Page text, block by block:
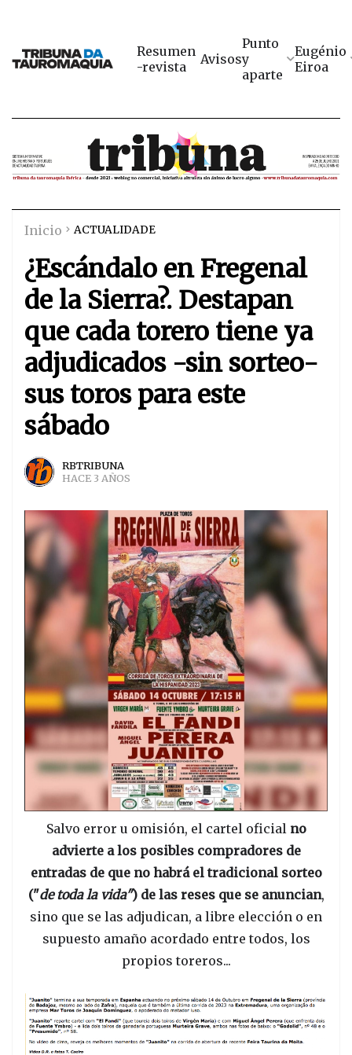
Resumen
-revista
Avisos
Punto
y
aparte
Eugénio
Eiroa
Inicio ACTUALIDADE
¿Escándalo en Fregenal
de la Sierra?. Destapan
que cada torero tiene ya
adjudicados -sin sorteo-
sus toros para este
sábado
RBTRIBUNA
HACE 3 AÑOS
Salvo error u omisión, el cartel oficial no
advierte a los posibles compradores de
entradas de que no habrá el tradicional sorteo
("de toda la vida") de las reses que se anuncian,
sino que se las adjudican, a libre elección o en
supuesto amaño acordado entre todos, los
propios toreros...